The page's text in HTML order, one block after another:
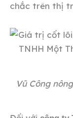
chắc trên thị
Vũ Công